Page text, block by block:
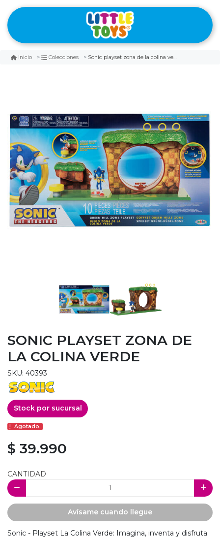
Inicio Colecciones Sonic playset zona de la colina verde
SONIC PLAYSET ZONA DE
LA COLINA VERDE
SKU: 40393
Stock por sucursal
Agotado.
$ 39.990
CANTIDAD
Avísame cuando llegue
Sonic - Playset La Colina Verde: Imagina, inventa y disfruta